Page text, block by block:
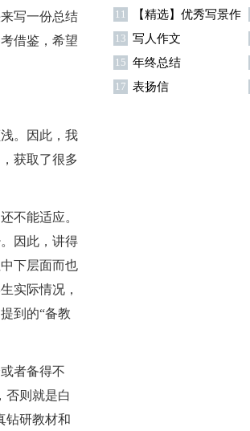
写一份总结
借鉴，希望
。因此，我
获取了很多
不能适应。
因此，讲得
下层面而也
实际情况，
到的“备教
者备得不
否则就是白
钻研教材和
11
【精选】优秀写景作
文合集五篇
13 写人作文
15 年终总结
17 表扬信